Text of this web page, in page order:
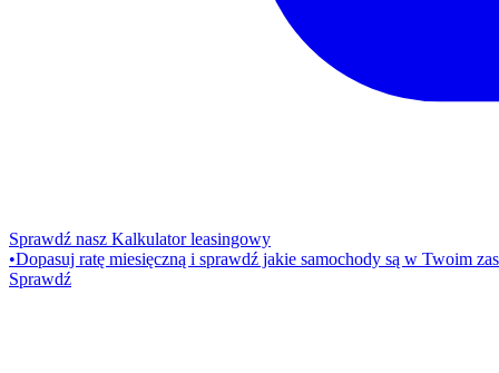
Sprawdź nasz Kalkulator leasingowy
•Dopasuj ratę miesięczną i sprawdź jakie samochody są w Twoim
Sprawdź